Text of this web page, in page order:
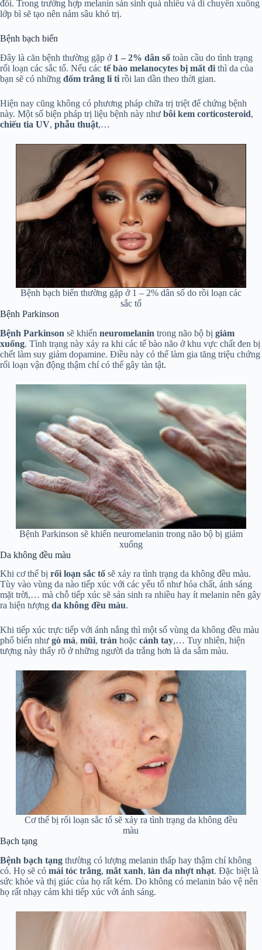
đổi. Trong trường hợp melanin sản sinh quá nhiều và di chuyển xuống
lớp bì sẽ tạo nên nám sâu khó trị.
Bệnh bạch biến
Đây là căn bệnh thường gặp ở 1 – 2% dân số toàn cầu do tình trạng
rối loạn các sắc tố. Nếu các tế bào melanocytes bị mất đi thì da của
bạn sẽ có những đốm trắng li ti rồi lan dần theo thời gian.
Hiện nay cũng không có phương pháp chữa trị triệt để chứng bệnh
này. Một số biện pháp trị liệu bệnh này như bôi kem corticosteroid,
chiếu tia UV, phẫu thuật,…
Bệnh bạch biến thường gặp ở 1 – 2% dân số do rồi loạn các
sắc tố
Bệnh Parkinson
Bệnh Parkinson sẽ khiến neuromelanin trong não bộ bị giảm
xuống. Tình trạng này xảy ra khi các tế bào não ở khu vực chất đen bị
chết làm suy giảm dopamine. Điều này có thể làm gia tăng triệu chứng
rối loạn vận động thậm chí có thể gây tàn tật.
Bệnh Parkinson sẽ khiến neuromelanin trong não bộ bị giảm
xuống
Da không đều màu
Khi cơ thể bị rối loạn sắc tố sẽ xảy ra tình trạng da không đều màu.
Tùy vào vùng da nào tiếp xúc với các yếu tố như hóa chất, ánh sáng
mặt trời,… mà chỗ tiếp xúc sẽ sản sinh ra nhiều hay ít melanin nên gây
ra hiện tượng da không đều màu.
Khi tiếp xúc trực tiếp với ánh nắng thì một số vùng da không đều màu
phổ biến như gò má, mũi, trán hoặc cánh tay,… Tuy nhiên, hiện
tượng này thấy rõ ở những người da trắng hơn là da sẫm màu.
Cơ thể bị rối loạn sắc tố sẽ xảy ra tình trạng da không đều
màu
Bạch tạng
Bệnh bạch tạng thường có lượng melanin thấp hay thậm chí không
có. Họ sẽ có mái tóc trắng, mắt xanh, làn da nhợt nhạt. Đặc biệt là
sức khỏe và thị giác của họ rất kém. Do không có melanin bảo vệ nên
họ rất nhạy cảm khi tiếp xúc với ánh sáng.